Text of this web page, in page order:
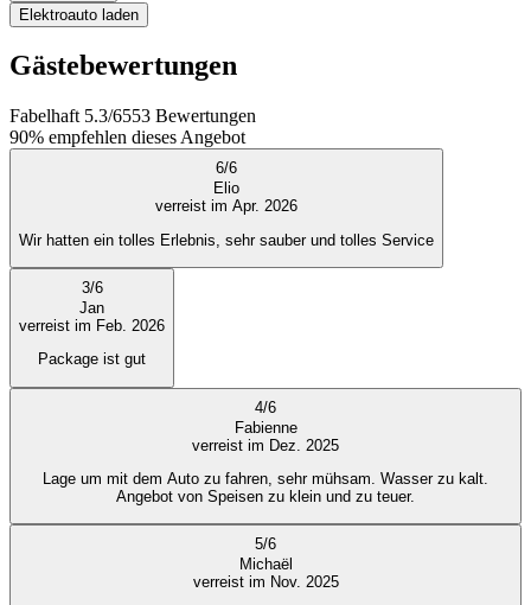
Elektroauto laden
Gästebewertungen
Fabelhaft 5.3/6553 Bewertungen
90% empfehlen dieses Angebot
6/6
Elio
verreist im Apr. 2026
Wir hatten ein tolles Erlebnis, sehr sauber und tolles Service
3/6
Jan
verreist im Feb. 2026
Package ist gut
4/6
Fabienne
verreist im Dez. 2025
Lage um mit dem Auto zu fahren, sehr mühsam. Wasser zu kalt.
Angebot von Speisen zu klein und zu teuer.
5/6
Michaël
verreist im Nov. 2025